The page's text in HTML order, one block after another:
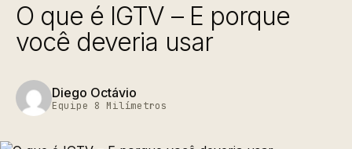
O que é IGTV – E porque
você deveria usar
Diego Octávio
Equipe 8 Milímetros